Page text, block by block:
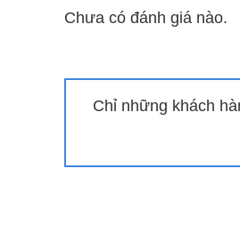
– Lọc được bụi mịn
– Với động cơ Inverter
kiệm điện hiệu quả.
– Công nghệ Ionizer
Chưa có đánh giá nào.
Chỉ những khách